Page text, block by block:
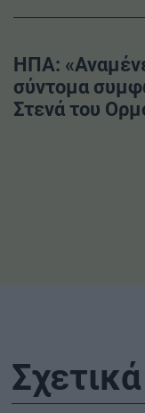
ΗΠΑ:
σύντομα
Στενά του